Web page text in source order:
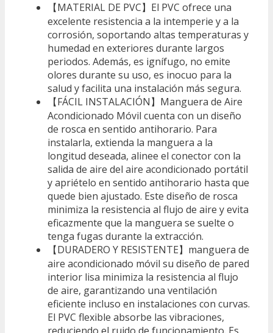
【MATERIAL DE PVC】El PVC ofrece una
excelente resistencia a la intemperie y a la
corrosión, soportando altas temperaturas y
humedad en exteriores durante largos
periodos. Además, es ignífugo, no emite
olores durante su uso, es inocuo para la
salud y facilita una instalación más segura.
【FÁCIL INSTALACIÓN】Manguera de Aire
Acondicionado Móvil cuenta con un diseño
de rosca en sentido antihorario. Para
instalarla, extienda la manguera a la
longitud deseada, alinee el conector con la
salida de aire del aire acondicionado portátil
y apriételo en sentido antihorario hasta que
quede bien ajustado. Este diseño de rosca
minimiza la resistencia al flujo de aire y evita
eficazmente que la manguera se suelte o
tenga fugas durante la extracción.
【DURADERO Y RESISTENTE】manguera de
aire acondicionado móvil su diseño de pared
interior lisa minimiza la resistencia al flujo
de aire, garantizando una ventilación
eficiente incluso en instalaciones con curvas.
El PVC flexible absorbe las vibraciones,